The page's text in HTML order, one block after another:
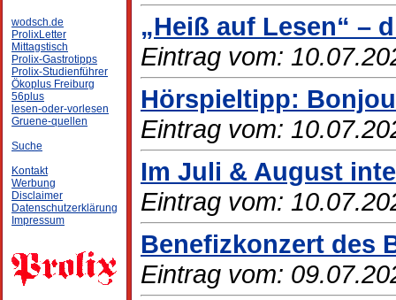
wodsch.de
ProlixLetter
Mittagstisch
Prolix-Gastrotipps
Prolix-Studienführer
Ökoplus Freiburg
56plus
lesen-oder-vorlesen
Gruene-quellen
Suche
Kontakt
Werbung
Disclaimer
Datenschutzerklärung
Impressum
„Heiß auf Lesen“ –
Eintrag vom:
Hörspieltipp:
Eintrag vom:
Im Juli & August
Eintrag vom:
Benefizkonzert des
Eintrag vom: